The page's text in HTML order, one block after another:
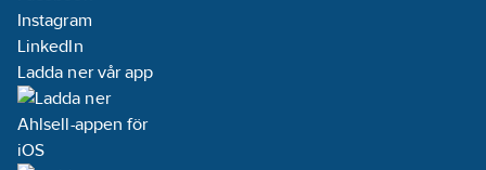
Instagram
LinkedIn
Ladda ner vår app